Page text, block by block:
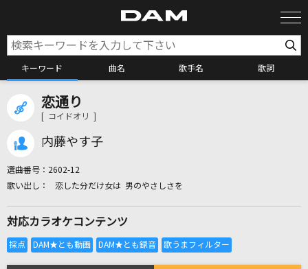
キーワード 曲名 歌手名 歌詞
全国りれき
恋通り
[ コイドオリ ]
内藤やす子
選曲番号： 2602-12
恋した分だけ女は 男のやさしさを
対応カラオケコンテンツ